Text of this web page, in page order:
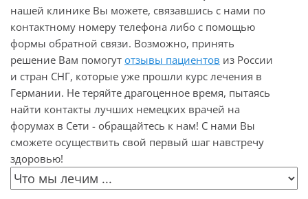
нашей клинике Вы можете, связавшись с нами по
контактному номеру телефона либо с помощью
формы обратной связи. Возможно, принять
решение Вам помогут отзывы пациентов из России
и стран СНГ, которые уже прошли курс лечения в
Германии. Не теряйте драгоценное время, пытаясь
найти контакты лучших немецких врачей на
форумах в Сети - обращайтесь к нам! С нами Вы
сможете осуществить свой первый шаг навстречу
здоровью!